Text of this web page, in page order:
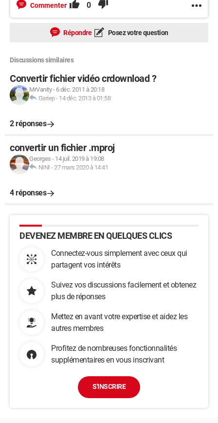
Commenter 0
Répondre Posez votre question
Discussions similaires
Convertir fichier vidéo crdownload ?
MrVanity- 6 déc. 2011 à 20:18
Gariep- 14 déc. 2013 à 01:58
2 réponses
convertir un fichier .mproj
Georges - 14 juil. 2019 à 19:08
NINI -27 mars 2020 à 14:41
4 réponses
DEVENEZ MEMBRE EN QUELQUES CLICS
Connectez-vous simplement avec ceux qui
partagent vos intérêts
Suivez vos discussions facilement et obtenez
plus de réponses
Mettez en avant votre expertise et aidez les
autres membres
Profitez de nombreuses fonctionnalités
supplémentaires en vous inscrivant
S'INSCRIRE